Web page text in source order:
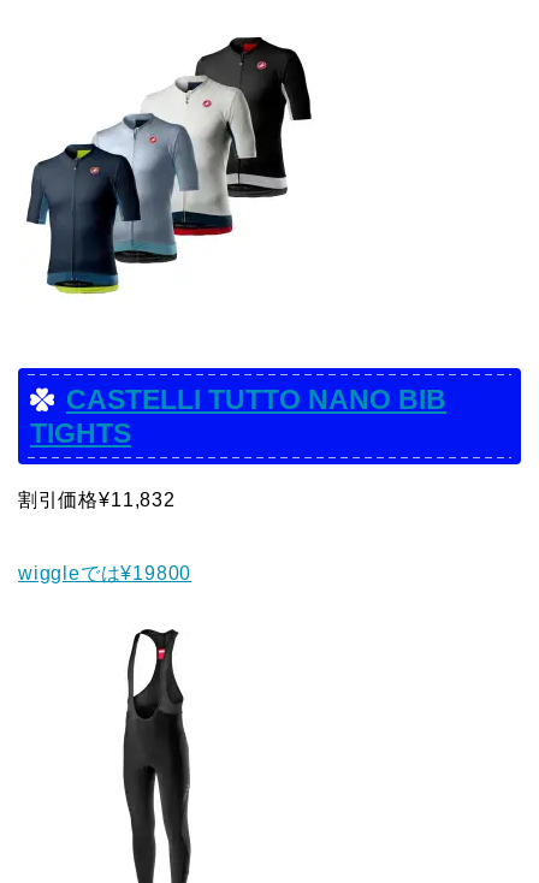
CASTELLI TUTTO NANO BIB
TIGHTS
割引価格¥11,832
wiggleでは¥19800